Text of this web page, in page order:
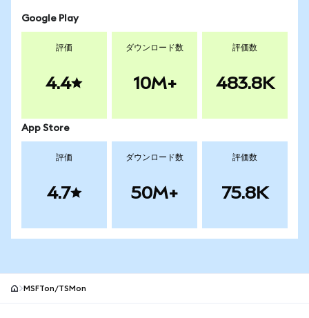
Google Play
評価
4.4
ダウンロード数
10M+
評価数
483.8K
App Store
評価
4.7
ダウンロード数
50M+
評価数
75.8K
MSFTon/TSMon